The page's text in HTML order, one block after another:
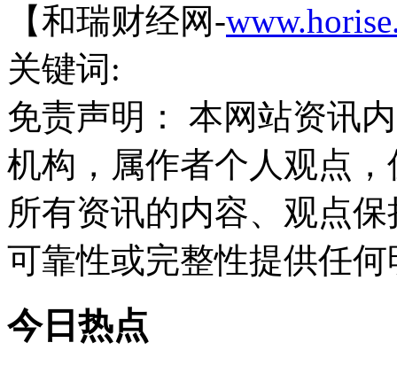
【和瑞财经网-
关键词:
免责声明： 本网站资讯
机构，属作者个人观点
所有资讯的内容、观点
可靠性或完整性提供任
今日热点